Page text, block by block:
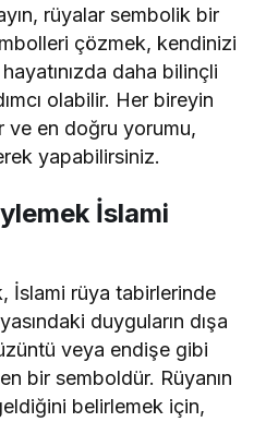
rüyalar sembolik bir
çözmek, kendinizi
daha bilinçli
olabilir. Her bireyin
ve en doğru yorumu,
yapabilirsiniz.
İslami
İslami rüya tabirlerinde
duyguların dışa
veya endişe gibi
bir semboldür. Rüyanın
belirlemek için,